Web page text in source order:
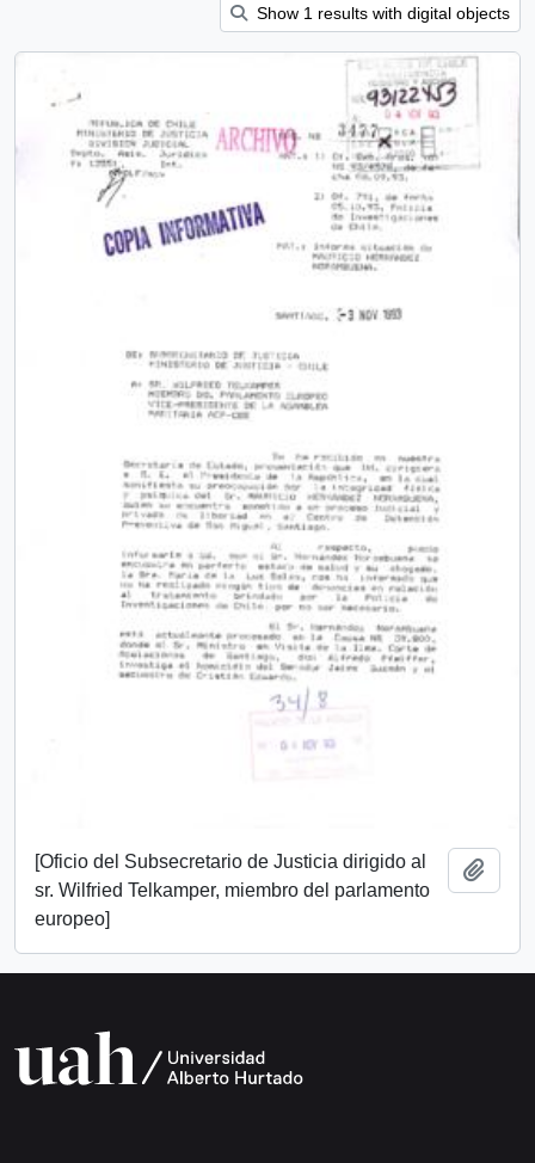
Show 1 results with digital objects
[Oficio del Subsecretario de Justicia dirigido al
sr. Wilfried Telkamper, miembro del parlamento
europeo]